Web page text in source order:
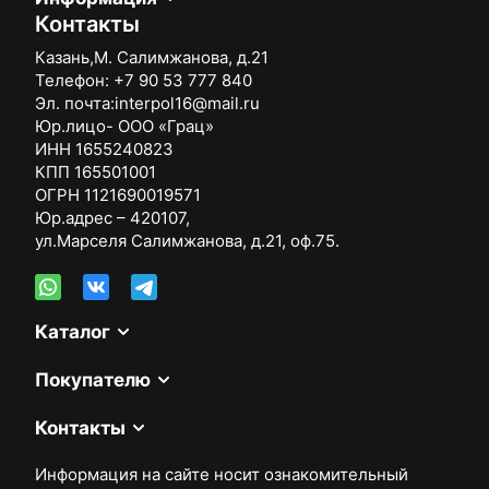
Контакты
Казань,М. Салимжанова, д.21
Телефон: +7 90 53 777 840
Эл. почта:interpol16@mail.ru
Юр.лицо- ООО «Грац»
ИНН 1655240823
КПП 165501001
ОГРН 1121690019571
Юр.адрес – 420107,
ул.Марселя Салимжанова, д.21, оф.75.
Каталог
Покупателю
Контакты
Информация на сайте носит ознакомительный